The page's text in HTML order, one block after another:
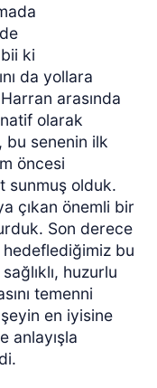
ki
da yollara
arasında
olarak
bu senenin ilk
öncesi
sunmuş olduk.
çıkan önemli bir
Son derece
hedeflediğimiz bu
huzurlu
temenni
en iyisine
anlayışla